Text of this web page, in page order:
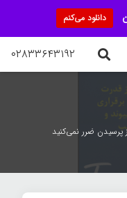
۰۲۸۳۳۶۴۳۱۹۲
پرسیدن ضرر نمی‌کنید
دانلود می‌کنم